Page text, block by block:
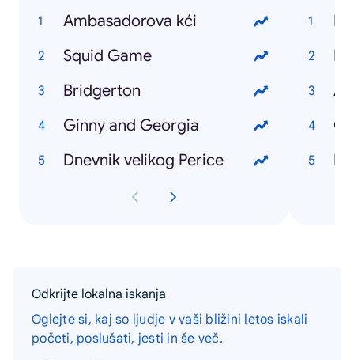
Ambasadorova kći
Squid Game
Bridgerton
Ginny and Georgia
Dnevnik velikog Perice
Odkrijte lokalna iskanja
Oglejte si, kaj so ljudje v vaši bližini letos iskali
početi, poslušati, jesti in še več.